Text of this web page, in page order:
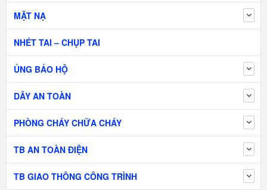
MẶT NẠ
NHÉT TAI – CHỤP TAI
ỦNG BẢO HỘ
DÂY AN TOÀN
PHÒNG CHÁY CHỮA CHÁY
TB AN TOÀN ĐIỆN
TB GIAO THÔNG CÔNG TRÌNH